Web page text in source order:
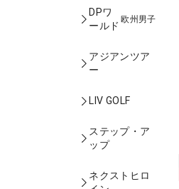
DPワ
ールド
欧州男子
アジアンツア
ー
LIV GOLF
ステップ・ア
ップ
ネクストヒロ